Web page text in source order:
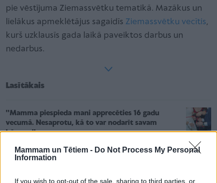
Mammam un Tētiem - Do Not Process My Personal
Information
If you wish to opt-out of the sale, sharing to third parties, or
pie vēstījuma Ziemassvētku tematikā. Mazākus un
lielākus apmeklētājus sagaidīs Ziemassvētku vecītis,
kurš uzklausīs gada laikā paveiktos darbus un
nedarbus.
Lasītākais
''Mamma piespieda mani apprecēties 16 gadu
vecumā. Nesaprotu, kā to var nodarīt savam
bērnam''
Eksperts nosauc septiņas profesijas, kuras
pakļautas riskam izzust